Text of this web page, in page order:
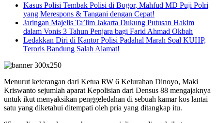
Kasus Polisi Tembak Polisi di Bogor, Mahfud MD Puji Polri
yang Merespons & Tangani dengan Cepat!
Jaringan Majelis Ta’lim Jakarta Dukung Putusan Hakim
dalam Vonis 3 Tahun Penjara bagi Farid Ahmad Okbah
Ledakkan Diri di Kantor Polisi Padahal Marah Soal KUHP,
Teroris Bandung Salah Alamat!
Menurut keterangan dari Ketua RW 6 Kelurahan Dinoyo, Maki
Kriswanto sejumlah aparat Kepolisian dari Densus 88 mengajaknya
untuk ikut menyaksikan penggeledahan di sebuah kamar kos lantai
satu yang diketahui ditempati oleh pria yang ditangkap itu.